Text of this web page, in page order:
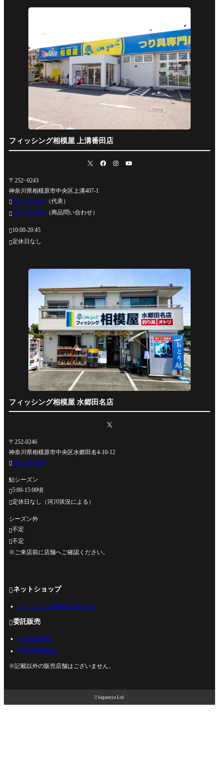
フィッシング相模屋 上溝番田店
〒252−0243
神奈川県相模原市中央区上溝407-1
042-778-4991 （代表）
042-778-4995 （商品問い合わせ）
10:00-20:45
定休日なし
フィッシング相模屋 水郷田名店
〒252-0246
神奈川県相模原市中央区水郷田名4-10-12
042-762-0330
鮎シーズン
5:00-15:00頃
定休日なし（河川状況による）
シーズン外
不定
不定
※ご来店前に店舗へご確認ください。
ネットショップ
フィッシング相模屋 Yahoo!店
委託販売
U-BASE相模
U-BASE海老名
※記載以外の販売店舗はございません。
 Sagamiya Ltd.